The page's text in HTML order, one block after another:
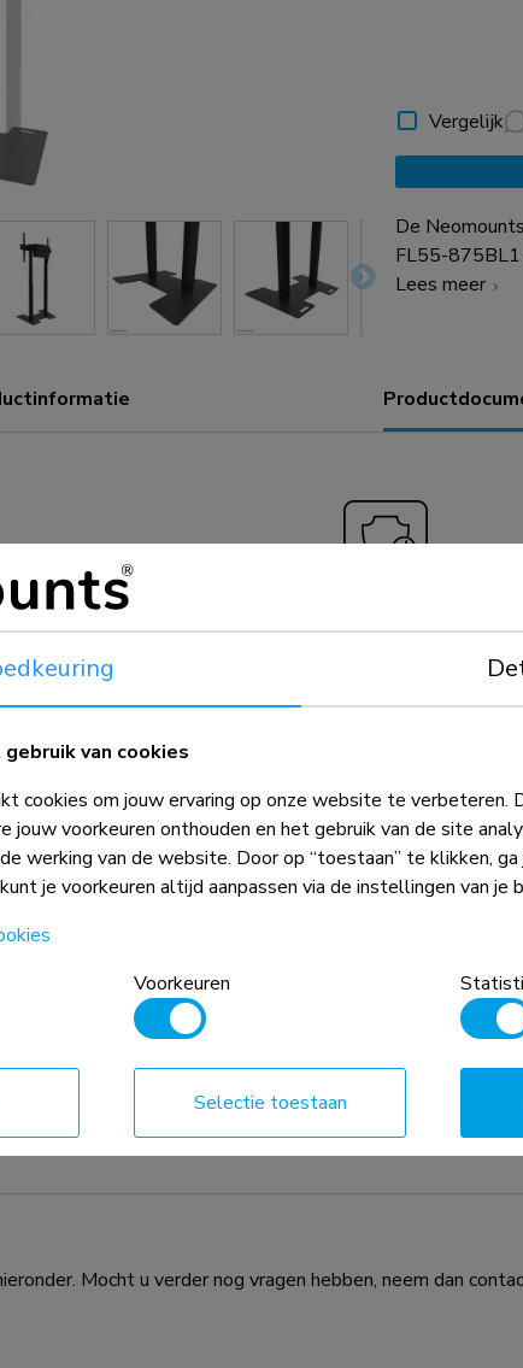
Vergelijk
De
FL55-
wandsteun.
Lees meer
met het gewicht en de
beperkingen voor de
voor de FL55-875BL1 mobiele vloersteun en
Indien gewenst kan de vloerplaat aan de vloer
Mocht u verder nog vragen hebben, neem dan
van cookies
cookies om jouw ervaring op onze website te verbeteren.
jouw voorkeuren onthouden en het gebruik van de site
werking van de website. Door op “toestaan” te klikken,
je voorkeuren altijd aanpassen via de instellingen van je
Voorkeuren
Selectie toestaan